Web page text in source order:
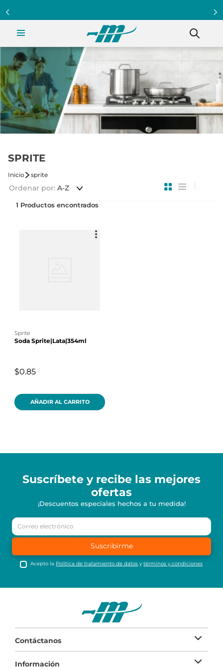
SPRITE
sprite
Ordenar por A-Z
1
sprite
Soda Sprite|Lata|354ml
$0.85
AÑADIR AL CARRITO
Suscríbete y recibe las mejores
ofertas
¡Descuentos especiales hechos a tu medida!
Suscribirme
Acepto la Política de tratamiento de datos ytérminos y condiciones
Contáctanos
Información